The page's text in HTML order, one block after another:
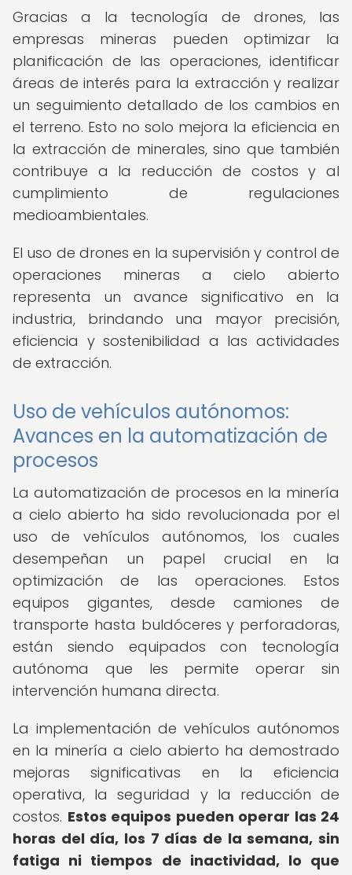
Gracias a la tecnología de drones, las
empresas mineras pueden optimizar la
planificación de las operaciones, identificar
áreas de interés para la extracción y realizar
un seguimiento detallado de los cambios en
el terreno. Esto no solo mejora la eficiencia en
la extracción de minerales, sino que también
contribuye a la reducción de costos y al
cumplimiento de regulaciones
medioambientales.
El uso de drones en la supervisión y control de
operaciones mineras a cielo abierto
representa un avance significativo en la
industria, brindando una mayor precisión,
eficiencia y sostenibilidad a las actividades
de extracción.
Uso de vehículos autónomos:
Avances en la automatización de
procesos
La automatización de procesos en la minería
a cielo abierto ha sido revolucionada por el
uso de vehículos autónomos, los cuales
desempeñan un papel crucial en la
optimización de las operaciones. Estos
equipos gigantes, desde camiones de
transporte hasta buldóceres y perforadoras,
están siendo equipados con tecnología
autónoma que les permite operar sin
intervención humana directa.
La implementación de vehículos autónomos
en la minería a cielo abierto ha demostrado
mejoras significativas en la eficiencia
operativa, la seguridad y la reducción de
costos. Estos equipos pueden operar las 24
horas del día, los 7 días de la semana, sin
fatiga ni tiempos de inactividad, lo que